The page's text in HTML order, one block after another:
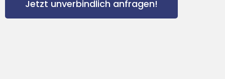
Jetzt unverbindlich anfragen!